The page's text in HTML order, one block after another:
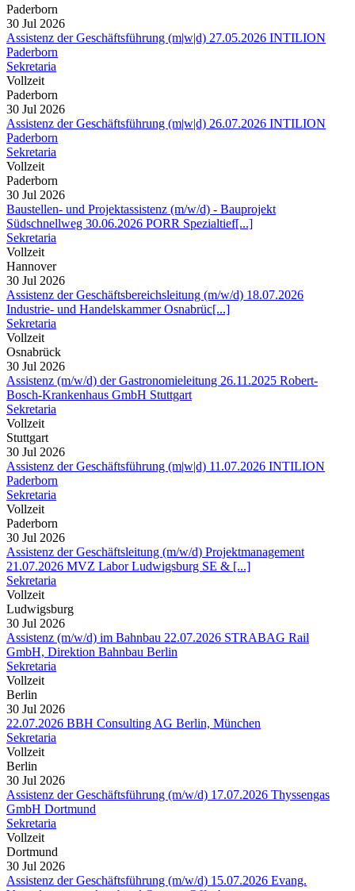
Paderborn
30 Jul 2026
Assistenz der Geschäftsführung (m|w|d) 27.05.2026 INTILION
Paderborn
Sekretaria
Vollzeit
Paderborn
30 Jul 2026
Assistenz der Geschäftsführung (m|w|d) 26.07.2026 INTILION
Paderborn
Sekretaria
Vollzeit
Paderborn
30 Jul 2026
Baustellen- und Projektassistenz (m/w/d) - Bauprojekt
Südschnellweg 30.06.2026 PORR Spezialtief[...]
Sekretaria
Vollzeit
Hannover
30 Jul 2026
Assistenz der Geschäftsbereichsleitung (m/w/d) 18.07.2026
Industrie- und Handelskammer Osnabrüc[...]
Sekretaria
Vollzeit
Osnabrück
30 Jul 2026
Assistenz (m/w/d) der Gastronomieleitung 26.11.2025 Robert-
Bosch-Krankenhaus GmbH Stuttgart
Sekretaria
Vollzeit
Stuttgart
30 Jul 2026
Assistenz der Geschäftsführung (m|w|d) 11.07.2026 INTILION
Paderborn
Sekretaria
Vollzeit
Paderborn
30 Jul 2026
Assistenz der Geschäftsleitung (m/w/d) Projektmanagement
21.07.2026 MVZ Labor Ludwigsburg SE & [...]
Sekretaria
Vollzeit
Ludwigsburg
30 Jul 2026
Assistenz (m/w/d) im Bahnbau 22.07.2026 STRABAG Rail
GmbH, Direktion Bahnbau Berlin
Sekretaria
Vollzeit
Berlin
30 Jul 2026
22.07.2026 BBH Consulting AG Berlin, München
Sekretaria
Vollzeit
Berlin
30 Jul 2026
Assistenz der Geschäftsführung (m/w/d) 17.07.2026 Thyssengas
GmbH Dortmund
Sekretaria
Vollzeit
Dortmund
30 Jul 2026
Assistenz der Geschäftsführung (m/w/d) 15.07.2026 Evang.